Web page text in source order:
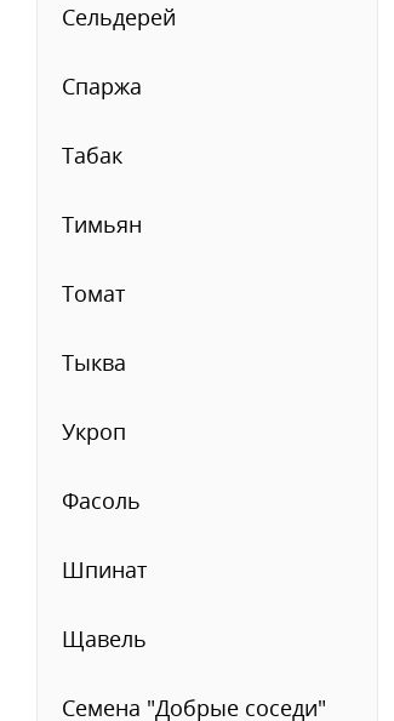
Сельдерей
Спаржа
Табак
Тимьян
Томат
Тыква
Укроп
Фасоль
Шпинат
Щавель
Семена "Добрые соседи"